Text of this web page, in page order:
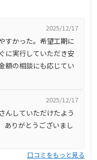
、しつこい営業を一
最善の提案を心掛けて
2025/12/17
すかった。希望工期に
に実行していただき安
額の相談にも応じてい
2025/12/17
んしていただけたよう
ありがとうございまし
口コミをもっと見る